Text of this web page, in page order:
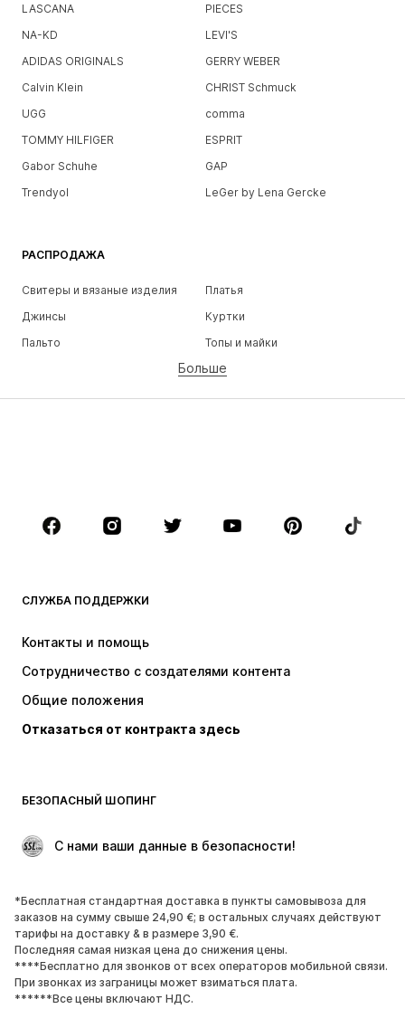
LASCANA
PIECES
NA-KD
LEVI'S
ADIDAS ORIGINALS
GERRY WEBER
Calvin Klein
CHRIST Schmuck
UGG
comma
TOMMY HILFIGER
ESPRIT
Gabor Schuhe
GAP
Trendyol
LeGer by Lena Gercke
РАСПРОДАЖА
Свитеры и вязаные изделия
Платья
Джинсы
Куртки
Пальто
Топы и майки
Белье
Аксессуары
Премиум
НОВИНКИ
Куртки
Белье
Пальто
Юбки
Поводы
ЭКСКЛЮЗИВ
ОБУВЬ
НОВИНКИ
Модные тенденции
Кроссовки и кеды
Ботинки
Лодочки и туфли на высоких
Больше
СЛУЖБА ПОДДЕРЖКИ
Контакты и помощь
Сотрудничество с создателями контента
Общие положения
Отказаться от контракта здесь
БЕЗОПАСНЫЙ ШОПИНГ
С нами ваши данные в безопасности!
*Бесплатная стандартная доставка в пункты самовывоза для
заказов на сумму свыше 24,90 €; в остальных случаях действуют
тарифы на доставку & в размере 3,90 €.
Последняя самая низкая цена до снижения цены.
****Бесплатно для звонков от всех операторов мобильной связи.
При звонках из заграницы может взиматься плата.
******Все цены включают НДС.